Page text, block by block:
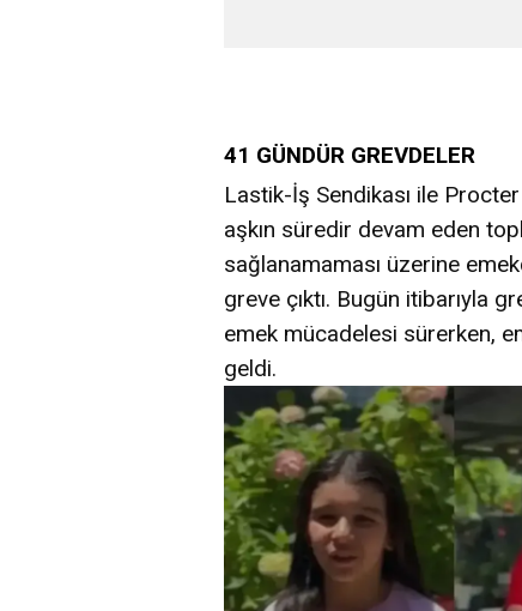
41 GÜNDÜR GREVDELER
Lastik-İş Sendikası ile
aşkın süredir devam eden
sağlanamaması üzerine
greve çıktı. Bugün itibarıyla
emek mücadelesi sürerken,
geldi.